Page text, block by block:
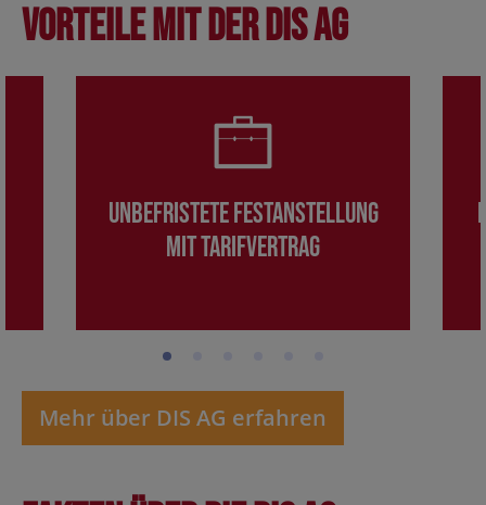
Vorteile mit der DIS AG
Unbefristete Festanstellung
mit Tarifvertrag
Mehr über DIS AG erfahren